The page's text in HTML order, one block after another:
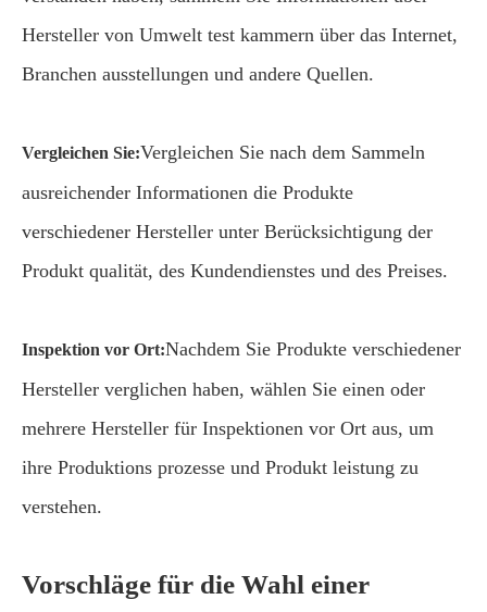
Hersteller von Umwelt test kammern über das Internet,
Branchen ausstellungen und andere Quellen.
Vergleichen Sie:Vergleichen Sie nach dem Sammeln
ausreichender Informationen die Produkte
verschiedener Hersteller unter Berücksichtigung der
Produkt qualität, des Kundendienstes und des Preises.
Inspektion vor Ort:Nachdem Sie Produkte verschiedener
Hersteller verglichen haben, wählen Sie einen oder
mehrere Hersteller für Inspektionen vor Ort aus, um
ihre Produktions prozesse und Produkt leistung zu
verstehen.
Vorschläge für die Wahl einer